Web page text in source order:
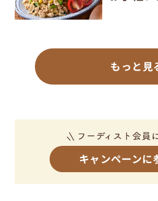
もっと見
キャンペーンに